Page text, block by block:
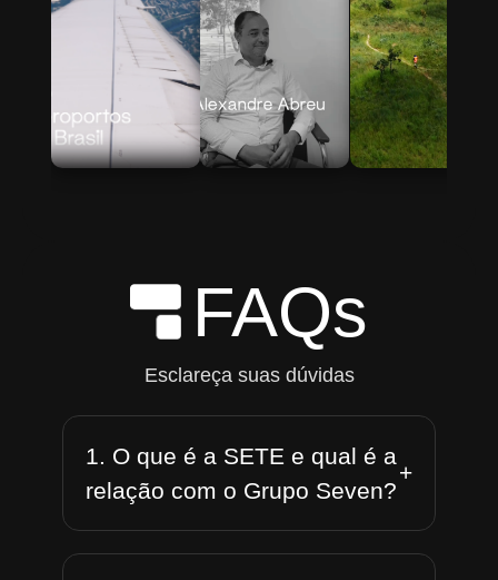
FAQs
Esclareça suas dúvidas
1. O que é a SETE e qual é a
relação com o Grupo Seven?
+